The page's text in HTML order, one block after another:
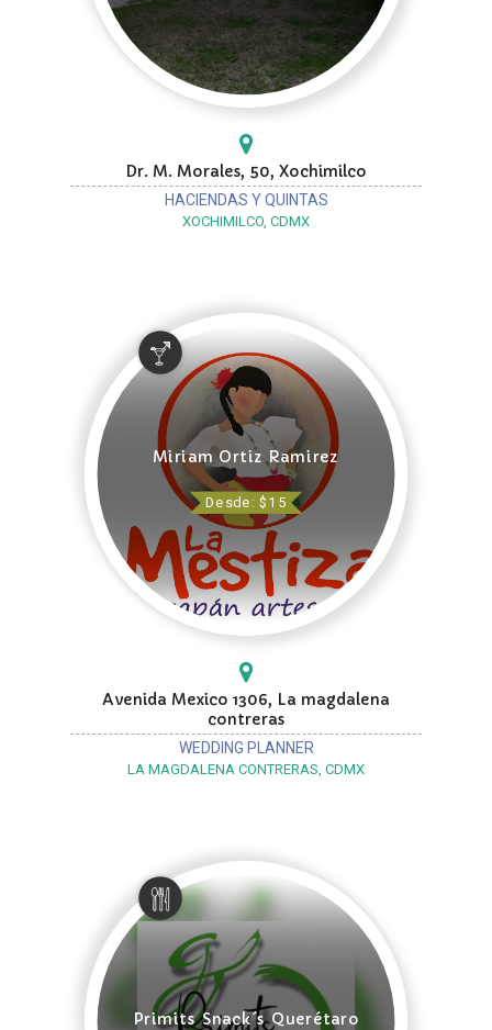
Dr. M. Morales, 50, Xochimilco
HACIENDAS Y QUINTAS
XOCHIMILCO, CDMX
Miriam Ortiz Ramirez
Desde: $15
Avenida Mexico 1306, La magdalena
contreras
WEDDING PLANNER
LA MAGDALENA CONTRERAS, CDMX
Primits Snack´s Querétaro